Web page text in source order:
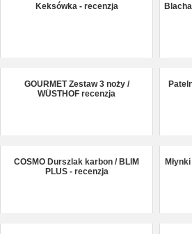
Keksówka - recenzja
GOURMET Zestaw 3 noży /
WÜSTHOF recenzja
COSMO Durszlak karbon / BLIM
PLUS - recenzja